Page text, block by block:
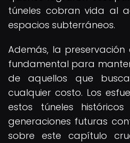
túneles cobran vida al
espacios subterráneos.
Además, la preservación
fundamental para
de aquellos que
cualquier costo. Los
estos túneles
generaciones futuras
sobre este capítulo